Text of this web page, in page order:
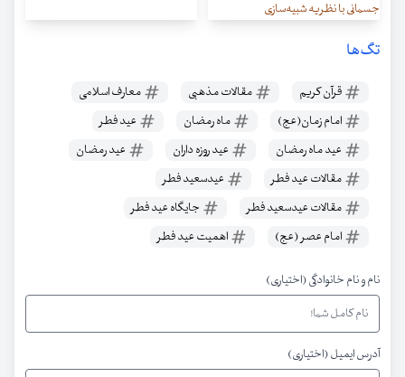
جسمانی با نظریه شبیه‌سازی
تگ‌ها
قرآن کریم مقالات مذهبی
معارف اسلامی
امام زمان(عج)
ماه رمضان
عید فطر
عید ماه رمضان
عید روزه داران
عید رمضان
مقالات عید فطر
عیدسعید فطر
مقالات عیدسعید فطر
جایگاه عید فطر
امام عصر (عج)
اهمیت عید فطر
نام و نام خانوادگی (اختیاری)
آدرس ایمیل (اختیاری)